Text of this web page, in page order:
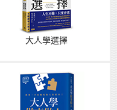
大人學選擇